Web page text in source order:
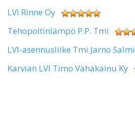
LVI Rinne Oy
Tehopoltinlämpö P.P. Tmi
LVI-asennusliike Tmi Jarno Salmi
Karvian LVI Timo Vähäkainu Ky